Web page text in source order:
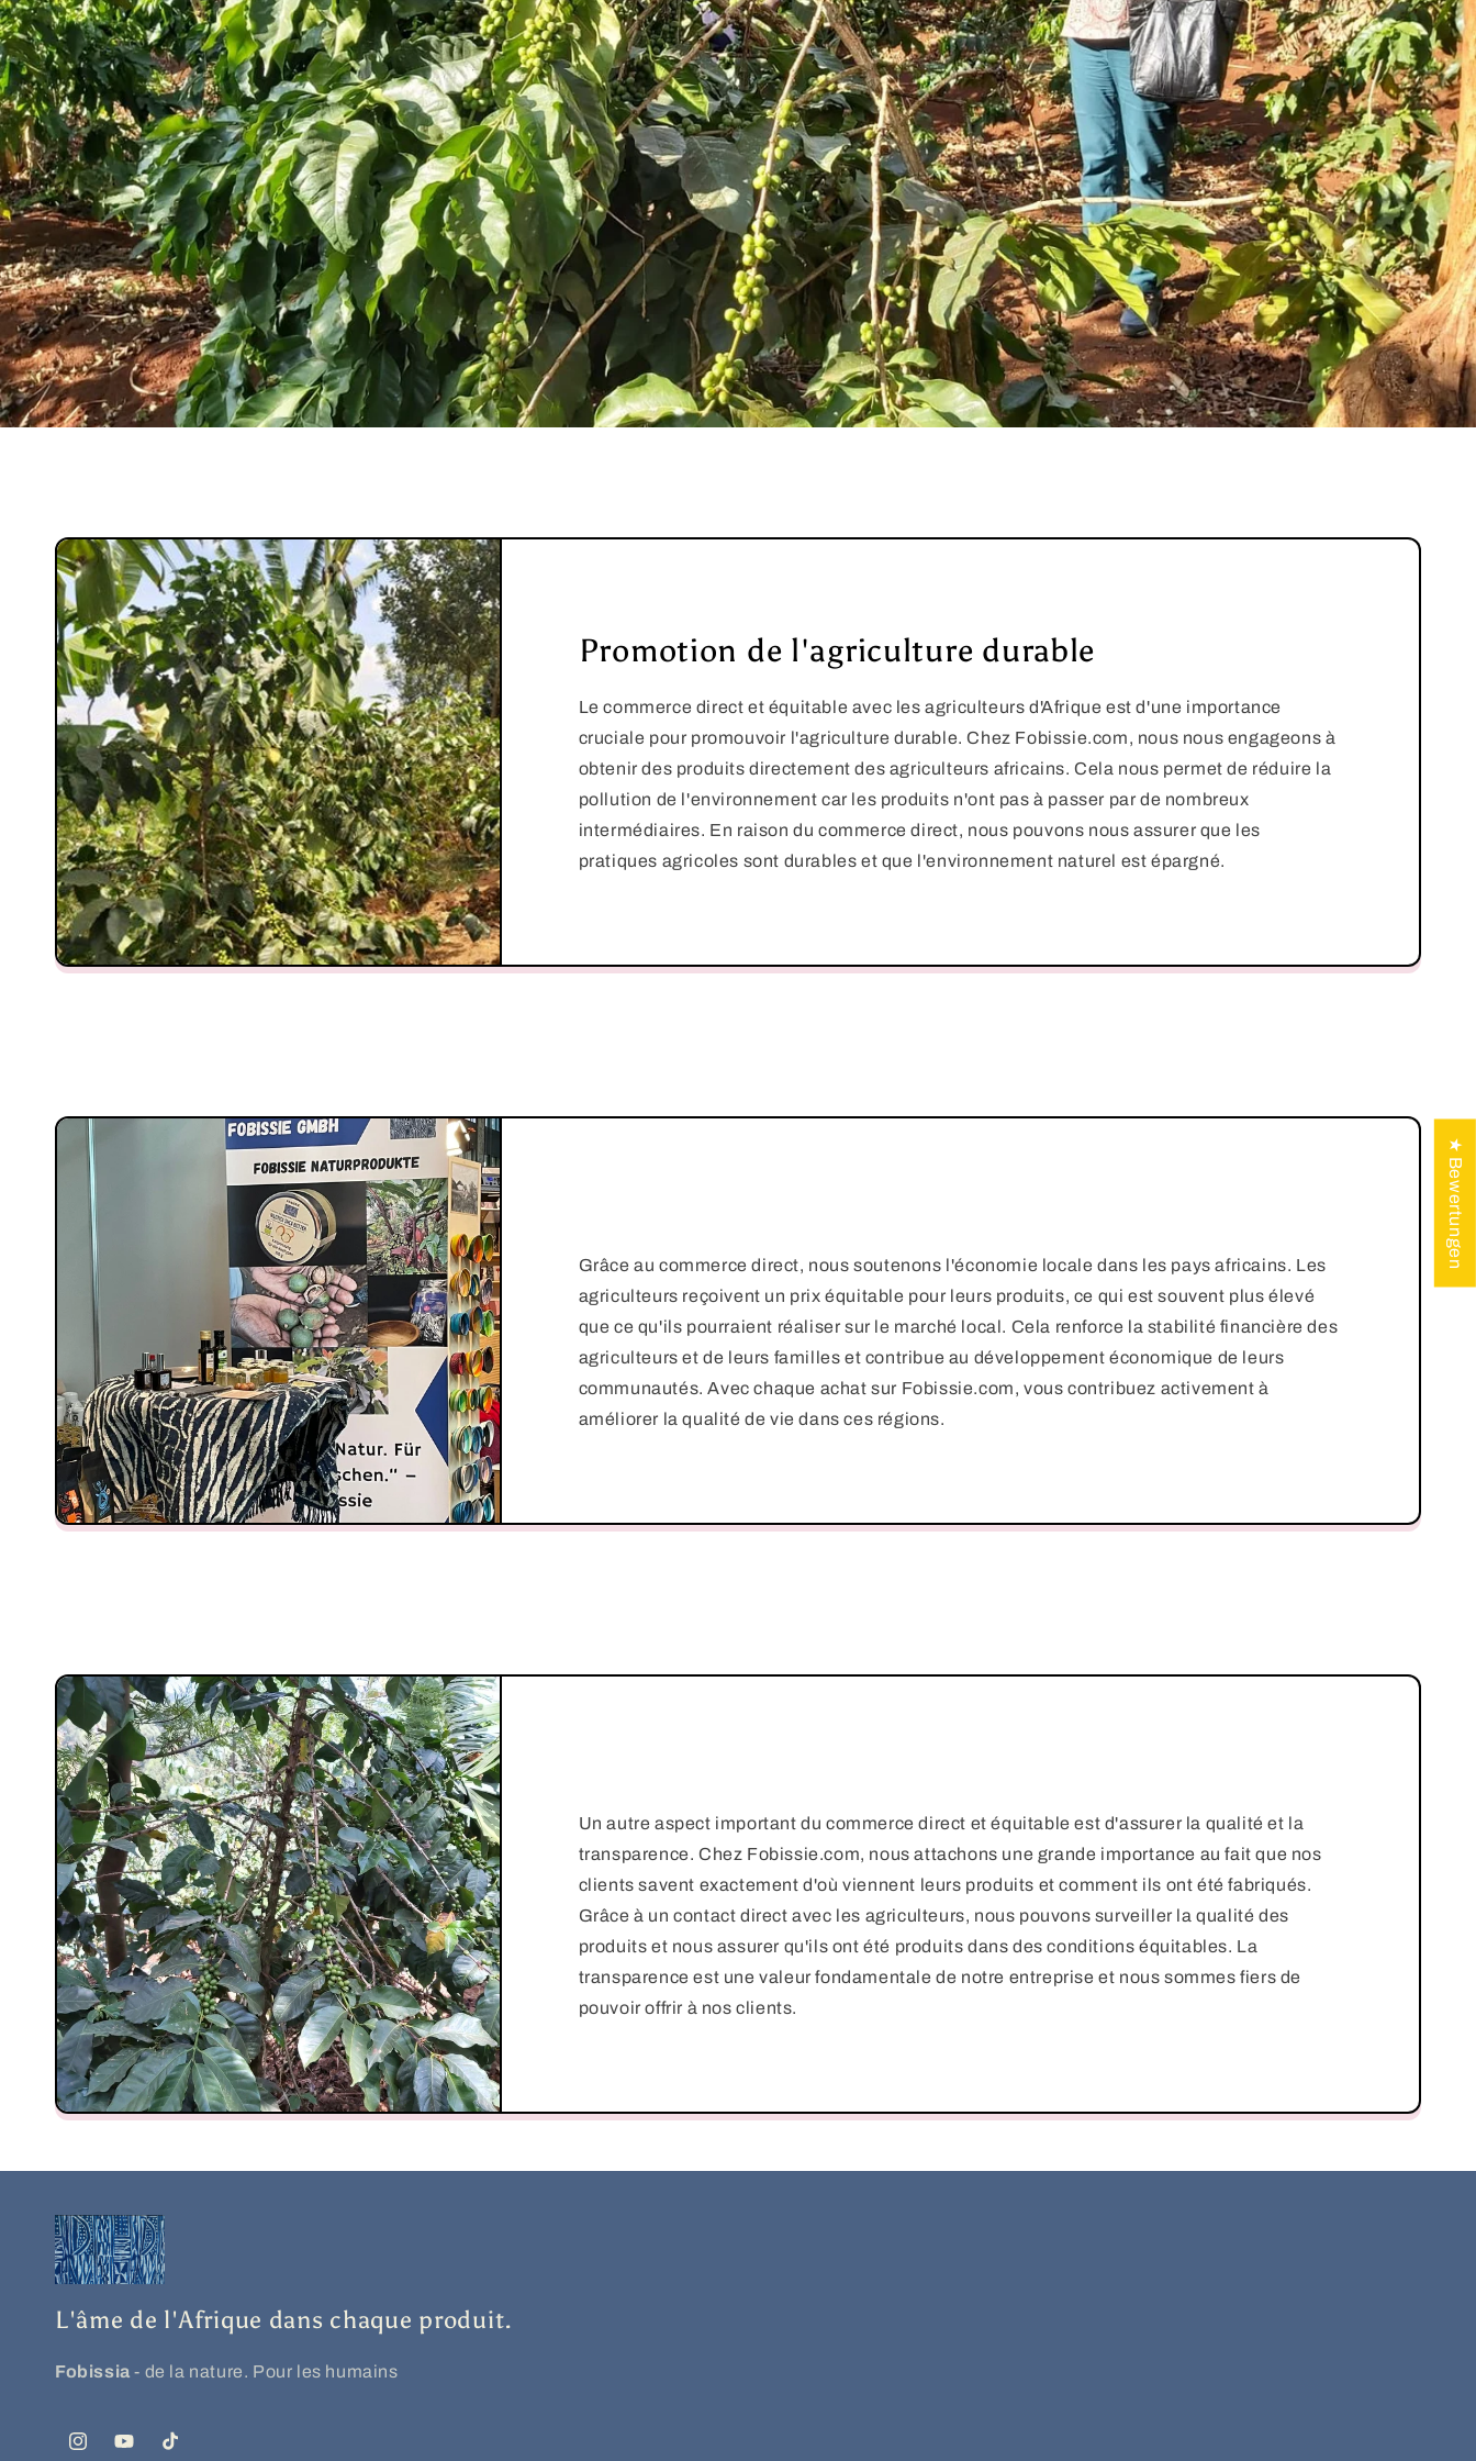
Promotion de l'agriculture durable
Le commerce direct et équitable avec les agriculteurs d'Afrique est d'une importance
cruciale pour promouvoir l'agriculture durable. Chez Fobissie.com, nous nous engageons à
obtenir des produits directement des agriculteurs africains. Cela nous permet de réduire la
pollution de l'environnement car les produits n'ont pas à passer par de nombreux
intermédiaires. En raison du commerce direct, nous pouvons nous assurer que les
pratiques agricoles sont durables et que l'environnement naturel est épargné.
Grâce au commerce direct, nous soutenons l'économie locale dans les pays africains. Les
agriculteurs reçoivent un prix équitable pour leurs produits, ce qui est souvent plus élevé
que ce qu'ils pourraient réaliser sur le marché local. Cela renforce la stabilité financière des
agriculteurs et de leurs familles et contribue au développement économique de leurs
communautés. Avec chaque achat sur Fobissie.com, vous contribuez activement à
améliorer la qualité de vie dans ces régions.
Un autre aspect important du commerce direct et équitable est d'assurer la qualité et la
transparence. Chez Fobissie.com, nous attachons une grande importance au fait que nos
clients savent exactement d'où viennent leurs produits et comment ils ont été fabriqués.
Grâce à un contact direct avec les agriculteurs, nous pouvons surveiller la qualité des
produits et nous assurer qu'ils ont été produits dans des conditions équitables. La
transparence est une valeur fondamentale de notre entreprise et nous sommes fiers de
pouvoir offrir à nos clients.
L'âme de l'Afrique dans chaque produit.
Fobissia - de la nature. Pour les humains
InstagramYouTubeTikTok
★ Bewertungen